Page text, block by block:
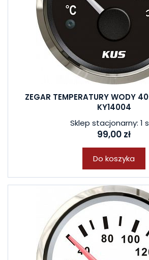
ZEGAR TEMPERATURY WODY
KY14004
Sklep stacjonarny: 1
99,00 zł
Do koszyka